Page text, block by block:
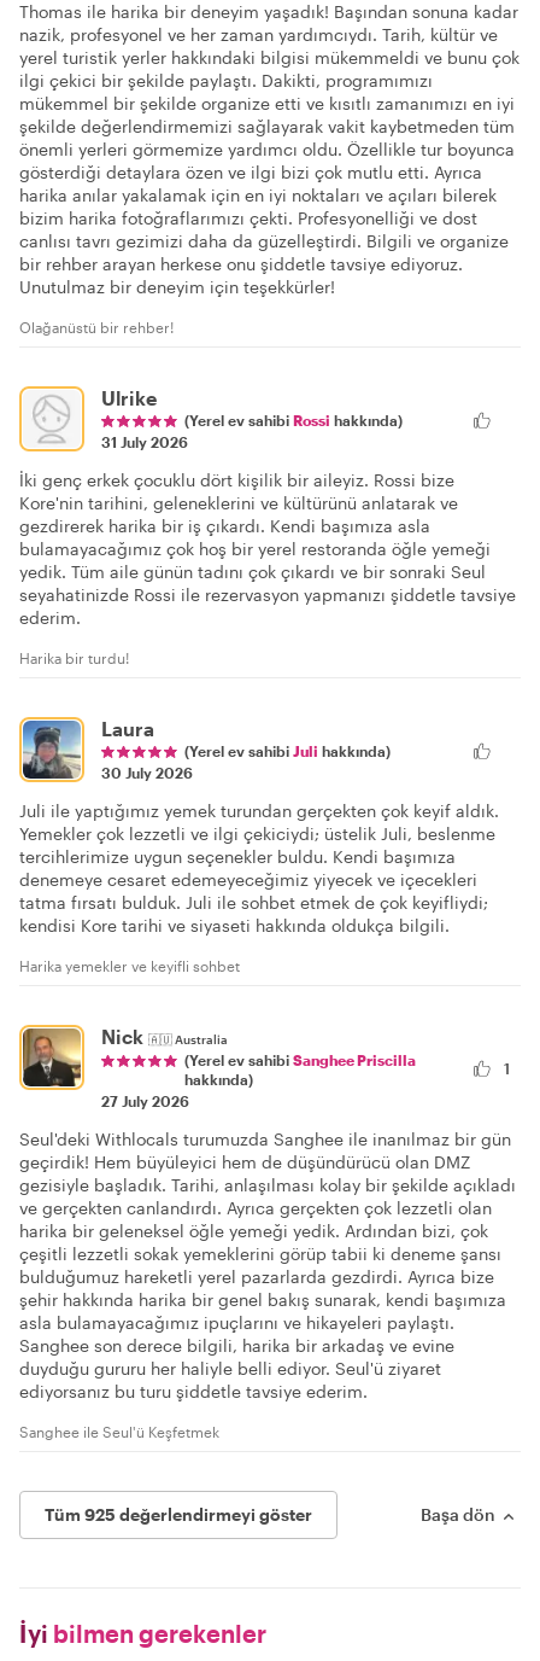
Thomas ile harika bir deneyim yaşadık! Başından sonuna kadar
nazik, profesyonel ve her zaman yardımcıydı. Tarih, kültür ve
yerel turistik yerler hakkındaki bilgisi mükemmeldi ve bunu çok
ilgi çekici bir şekilde paylaştı. Dakikti, programımızı
mükemmel bir şekilde organize etti ve kısıtlı zamanımızı en iyi
şekilde değerlendirmemizi sağlayarak vakit kaybetmeden tüm
önemli yerleri görmemize yardımcı oldu. Özellikle tur boyunca
gösterdiği detaylara özen ve ilgi bizi çok mutlu etti. Ayrıca
harika anılar yakalamak için en iyi noktaları ve açıları bilerek
bizim harika fotoğraflarımızı çekti. Profesyonelliği ve dost
canlısı tavrı gezimizi daha da güzelleştirdi. Bilgili ve organize
bir rehber arayan herkese onu şiddetle tavsiye ediyoruz.
Unutulmaz bir deneyim için teşekkürler!
Olağanüstü bir rehber!
Ulrike
(Yerel ev sahibi Rossi hakkında)
31 July 2026
İki genç erkek çocuklu dört kişilik bir aileyiz. Rossi bize
Kore'nin tarihini, geleneklerini ve kültürünü anlatarak ve
gezdirerek harika bir iş çıkardı. Kendi başımıza asla
bulamayacağımız çok hoş bir yerel restoranda öğle yemeği
yedik. Tüm aile günün tadını çok çıkardı ve bir sonraki Seul
seyahatinizde Rossi ile rezervasyon yapmanızı şiddetle tavsiye
ederim.
Harika bir turdu!
Laura
(Yerel ev sahibi Juli hakkında)
30 July 2026
Juli ile yaptığımız yemek turundan gerçekten çok keyif aldık.
Yemekler çok lezzetli ve ilgi çekiciydi; üstelik Juli, beslenme
tercihlerimize uygun seçenekler buldu. Kendi başımıza
denemeye cesaret edemeyeceğimiz yiyecek ve içecekleri
tatma fırsatı bulduk. Juli ile sohbet etmek de çok keyifliydi;
kendisi Kore tarihi ve siyaseti hakkında oldukça bilgili.
Harika yemekler ve keyifli sohbet
Nick 🇦🇺Australia
(Yerel ev sahibi Sanghee Priscilla
hakkında)
27 July 2026
1
Seul'deki Withlocals turumuzda Sanghee ile inanılmaz bir gün
geçirdik! Hem büyüleyici hem de düşündürücü olan DMZ
gezisiyle başladık. Tarihi, anlaşılması kolay bir şekilde açıkladı
ve gerçekten canlandırdı. Ayrıca gerçekten çok lezzetli olan
harika bir geleneksel öğle yemeği yedik. Ardından bizi, çok
çeşitli lezzetli sokak yemeklerini görüp tabii ki deneme şansı
bulduğumuz hareketli yerel pazarlarda gezdirdi. Ayrıca bize
şehir hakkında harika bir genel bakış sunarak, kendi başımıza
asla bulamayacağımız ipuçlarını ve hikayeleri paylaştı.
Sanghee son derece bilgili, harika bir arkadaş ve evine
duyduğu gururu her haliyle belli ediyor. Seul'ü ziyaret
ediyorsanız bu turu şiddetle tavsiye ederim.
Sanghee ile Seul'ü Keşfetmek
Tüm 925 değerlendirmeyi göster Başa dön
İyi bilmen gerekenler